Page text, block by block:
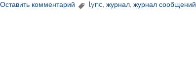
Оставить комментарий lync, журнал, журнал сообщений